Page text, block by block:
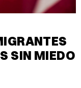
SIN MIEDO